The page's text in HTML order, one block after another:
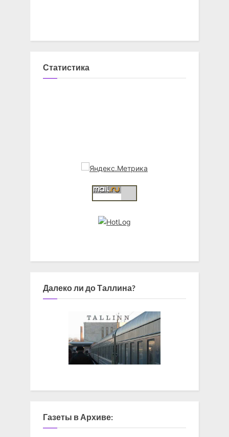
Статистика
Далеко ли до Таллина?
Газеты в Архиве: